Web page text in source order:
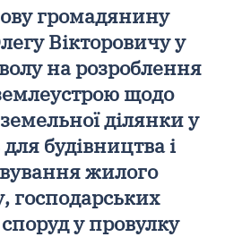
громадянину
Вікторовичу у
на розроблення
щодо
ділянки у
для будівництва і
жилого
господарських
споруд у провулку